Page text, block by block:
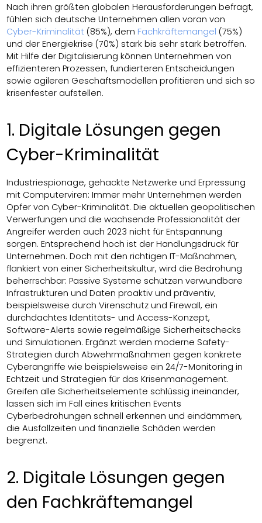
Nach ihren größten globalen Herausforderungen befragt,
fühlen sich deutsche Unternehmen allen voran von
Cyber-Kriminalität (85%), dem Fachkräftemangel (75%)
und der Energiekrise (70%) stark bis sehr stark betroffen.
Mit Hilfe der Digitalisierung können Unternehmen von
effizienteren Prozessen, fundierteren Entscheidungen
sowie agileren Geschäftsmodellen profitieren und sich so
krisenfester aufstellen.
1. Digitale Lösungen gegen
Cyber-Kriminalität
Industriespionage, gehackte Netzwerke und Erpressung
mit Computerviren: Immer mehr Unternehmen werden
Opfer von Cyber-Kriminalität. Die aktuellen geopolitischen
Verwerfungen und die wachsende Professionalität der
Angreifer werden auch 2023 nicht für Entspannung
sorgen. Entsprechend hoch ist der Handlungsdruck für
Unternehmen. Doch mit den richtigen IT-Maßnahmen,
flankiert von einer Sicherheitskultur, wird die Bedrohung
beherrschbar: Passive Systeme schützen verwundbare
Infrastrukturen und Daten proaktiv und präventiv,
beispielsweise durch Virenschutz und Firewall, ein
durchdachtes Identitäts- und Access-Konzept,
Software-Alerts sowie regelmäßige Sicherheitschecks
und Simulationen. Ergänzt werden moderne Safety-
Strategien durch Abwehrmaßnahmen gegen konkrete
Cyberangriffe wie beispielsweise ein 24/7-Monitoring in
Echtzeit und Strategien für das Krisenmanagement.
Greifen alle Sicherheitselemente schlüssig ineinander,
lassen sich im Fall eines kritischen Events
Cyberbedrohungen schnell erkennen und eindämmen,
die Ausfallzeiten und finanzielle Schäden werden
begrenzt.
2. Digitale Lösungen gegen
den Fachkräftemangel